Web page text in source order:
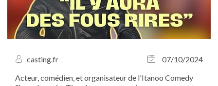
casting.fr
07/10/2024
Acteur, comédien, et organisateur de l'Itanoo Comedy